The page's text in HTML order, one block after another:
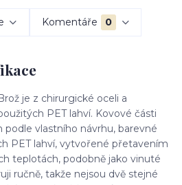
Komentáře 0
je z chirurgické oceli a
PET lahví. Kovové části
podle vlastního návrhu, barevné
PET lahví, vytvořené přetavením
teplotách, podobně jako vinuté
ručně, takže nejsou dvě stejné